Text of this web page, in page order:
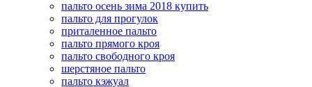
пальто осень зима 2018 купить
пальто для прогулок
приталенное пальто
пальто прямого кроя
пальто свободного кроя
шерстяное пальто
пальто кэжуал